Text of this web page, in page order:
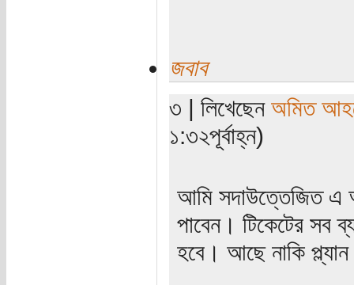
জবাব
৩ | লিখেছেন অমিত
১:৩২পূর্বাহ্ন)
আমি সদাউত্তেজিত এ
পাবেন। টিকেটের সব
হবে। আছে নাকি